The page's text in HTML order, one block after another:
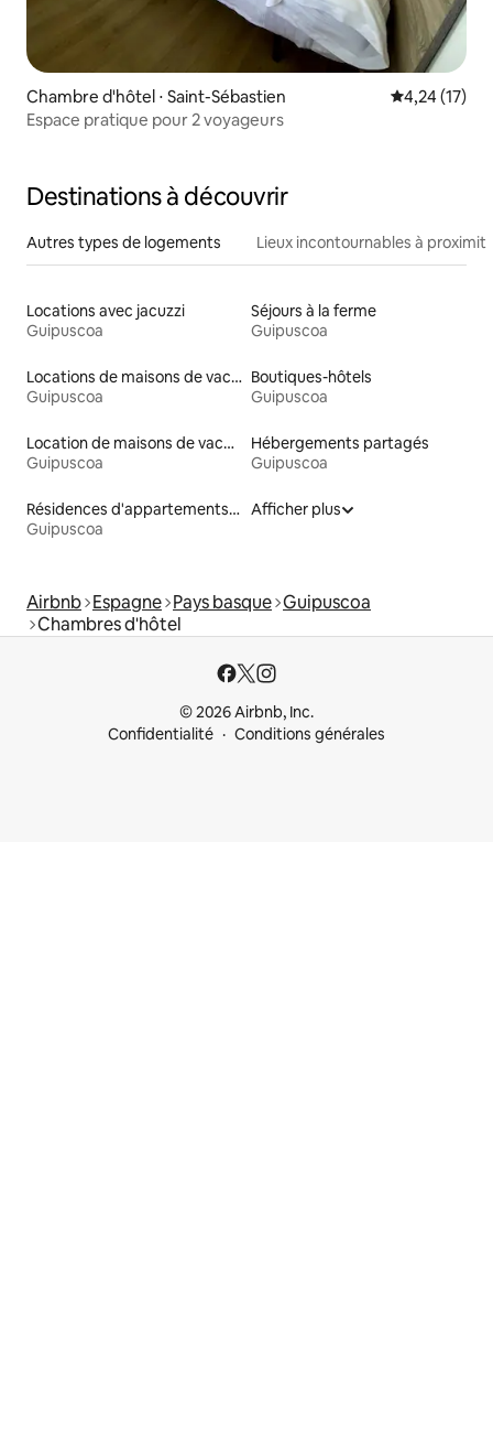
Chambre d'hôtel ⋅ Saint-Sébastien Évaluation
4,24 (17)
Espace pratique pour 2 voyageurs
Destinations à découvrir
Autres types de logements Lieux incontournables à
Locations avec jacuzzi
Guipuscoa
Séjours à la ferme
Guipuscoa
Locations de maisons de vacances
Guipuscoa
Boutiques-hôtels
Guipuscoa
Location de maisons de vacances
Guipuscoa
Hébergements partagés
Guipuscoa
Résidences d'appartements en location
Guipuscoa
Afficher plus
Airbnb Espagne Pays basque Guipuscoa
Chambres d'hôtel
© 2026 Airbnb, Inc.
Confidentialité
Conditions générales